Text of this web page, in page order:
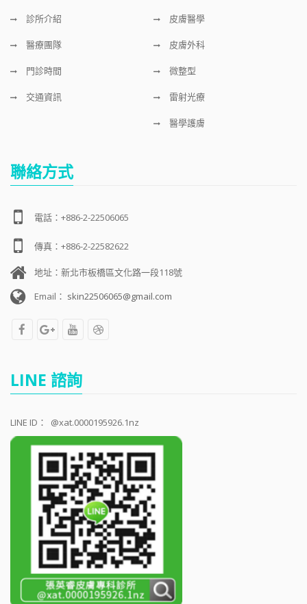
診所介紹 皮膚醫學
醫療團隊 皮膚外科
門診時間 微整型
交通資訊 雷射光療
醫學護膚
聯絡方式
電話：+886-2-22506065
傳真：+886-2-22582622
地址：新北市板橋區文化路一段118號
Email： skin22506065@gmail.com
LINE 諮詢
LINE ID： @xat.0000195926.1nz